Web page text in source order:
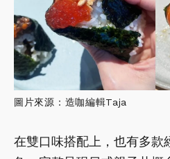
圖片來源：造咖編輯Taja
在雙口味搭配上，也有多款